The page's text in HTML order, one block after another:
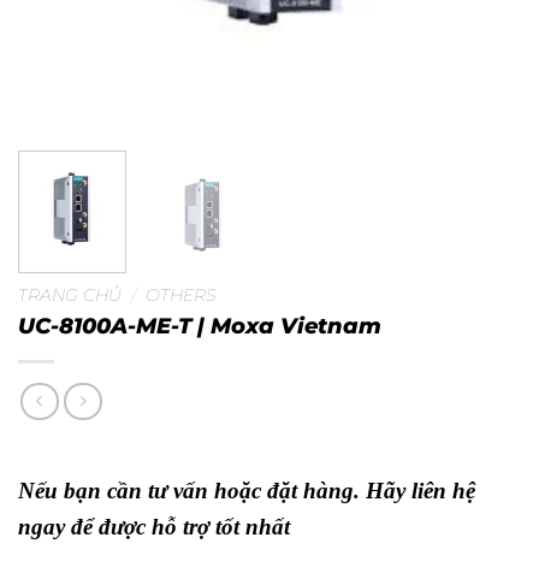
TRANG CHỦ / OTHERS
UC-8100A-ME-T | Moxa Vietnam
Nếu bạn cần tư vấn hoặc đặt hàng. Hãy liên hệ
ngay để được hỗ trợ tốt nhất